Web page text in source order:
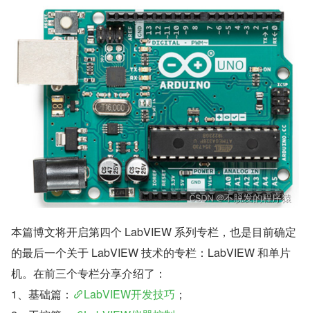
本篇博文将开启第四个 LabVIEW 系列专栏，也是目前确定
的最后一个关于 LabVIEW 技术的专栏：LabVIEW 和单片
机。在前三个专栏分享介绍了：
1、基础篇：
LabVIEW开发技巧 ；